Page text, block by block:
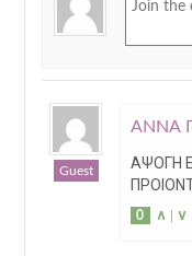
Guest
ΑΝΝΑ
ΑΨΟΓΗ
0 ∧ ∨